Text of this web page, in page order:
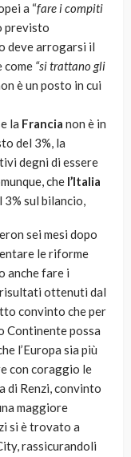
a “fare i compiti
previsto
deve arrogarsi il
“si trattano gli
è un posto in cui
la Francia non è in
del 3%, la
degni di essere
che l’Italia
sul bilancio,
sei mesi dopo
le riforme
anche fare i
risultati ottenuti dal
convinto che per
Continente possa
l’Europa sia più
con coraggio le
di Renzi, convinto
maggiore
si è trovato a
rassicurandoli